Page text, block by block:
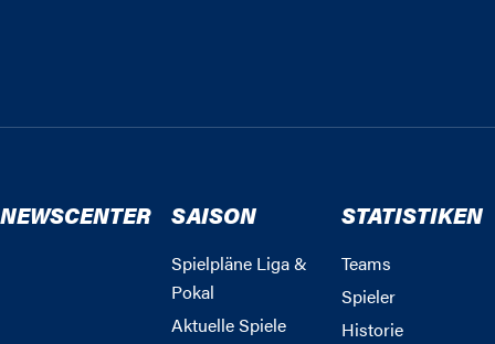
NEWSCENTER SAISON
Spielpläne Liga &
Pokal
Aktuelle Spiele
STATISTIKEN
Teams
Spieler
Historie